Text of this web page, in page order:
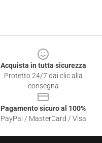
Acquista in tutta sicurezza
Protetto 24/7 dai clic alla
consegna
Pagamento sicuro al 100%
PayPal / MasterCard / Visa